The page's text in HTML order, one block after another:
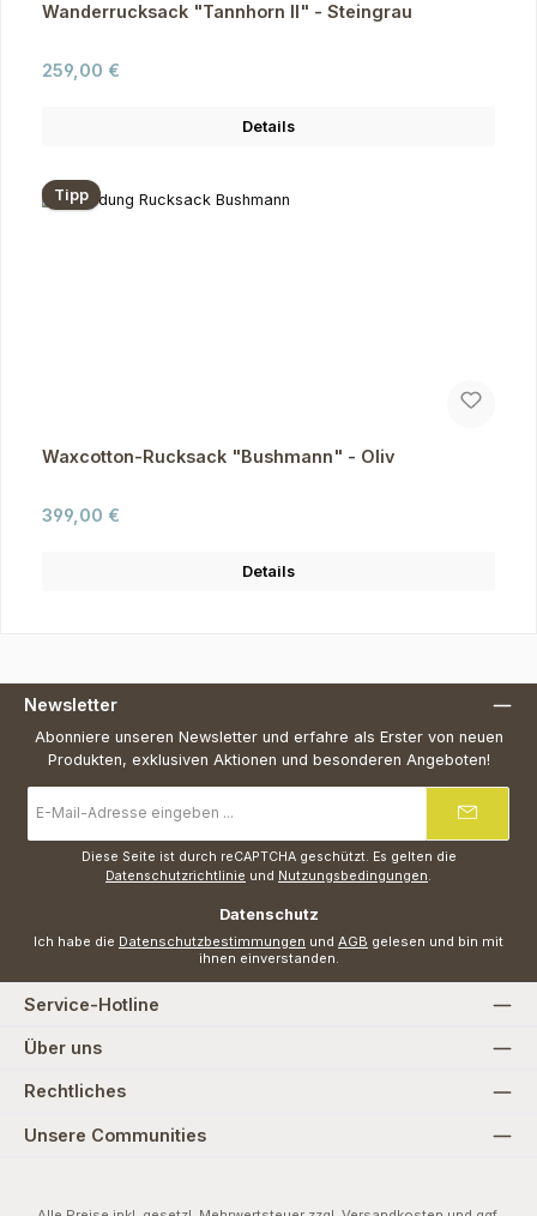
Wanderrucksack "Tannhorn II" - Steingrau
Regulärer Preis:
259,00 €
Details
Tipp
Waxcotton-Rucksack "Bushmann" - Oliv
Regulärer Preis:
399,00 €
Details
Newsletter
Abonniere unseren Newsletter und erfahre als Erster von neuen
Produkten, exklusiven Aktionen und besonderen Angeboten!
Mail-
Adresse
Diese Seite ist durch reCAPTCHA geschützt. Es gelten die
Datenschutzrichtlinie und Nutzungsbedingungen.
Datenschutz
Ich habe die Datenschutzbestimmungen und AGB gelesen und bin mit
ihnen einverstanden.
Service-Hotline
Über uns
Rechtliches
Unsere Communities